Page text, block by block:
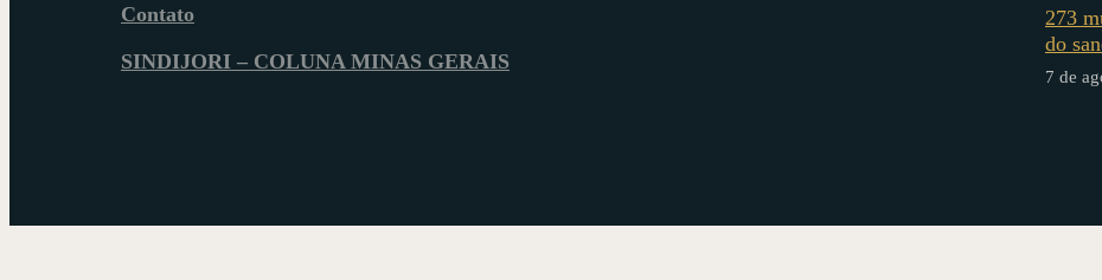
Contato
SINDIJORI – COLUNA MINAS GERAIS
273
do
7 de